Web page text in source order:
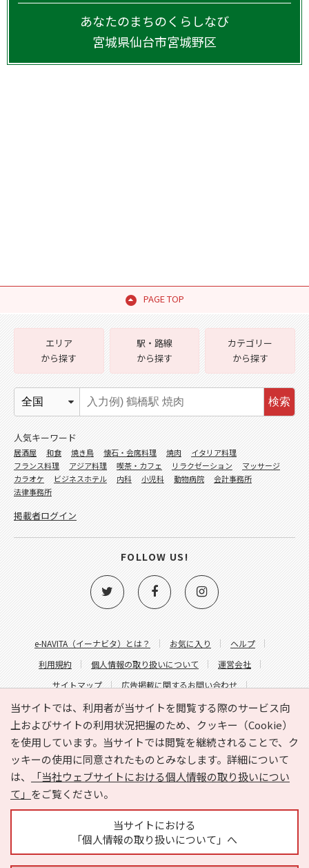
あなたのまちのくらしなび
宮城県仙台市宮城野区
PAGE TOP
当サイトでは、利用者が当サイトを閲覧する際のサービス向
上およびサイトの利用状況把握のため、クッキー（Cookie）
を使用しています。当サイトでは閲覧を継続されることで、ク
ッキーの使用に同意されたものとみなします。詳細について
は、
「当社ウェブサイトにおける個人情報の取り扱いについ
て」 をご覧ください。
当サイトにおける
「個人情報の取り扱いについて」へ
e-NAVITA（イーナビタ）とは？ お気に入り
ヘルプ
利用規約
個人情報の取り扱いについて
運営会社
サイトマップ
広告掲載に関するお問い合わせ
サイトの内容に関するお問い合わせ
エリア
から探す
駅・路線
から探す
カテゴリー
から探す
検索
人気キーワード
居酒屋 和食 焼き鳥 懐石・会席料理 焼肉
イタリア料理
フランス料理
アジア料理 喫茶・カフェ リラクゼーション
マッサージ
カラオケ
ビジネスホテル 内科 小児科 動物病院
会計事務所
法律事務所
掲載者ログイン
FOLLOW US!
Copyright © HYOJITO.Co.,Ltd. All Rights Reserved.